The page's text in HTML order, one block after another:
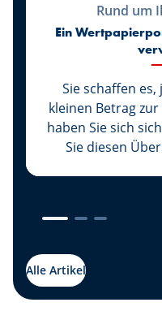
Rund um
Ein
Sie schaffen
kleinen Betrag zur
haben Sie sich
Sie diesen
lassen. Wir
hierzu als Erstes
Alle Artikel